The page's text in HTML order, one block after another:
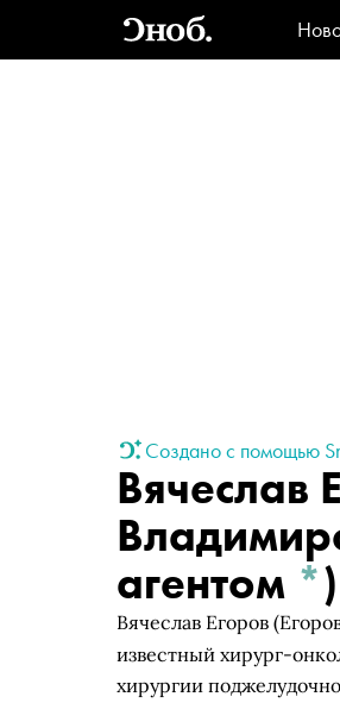
Создано с помощью
Вячеслав
агентом *)
Вячеслав Егоров
известный хирург-
хирургии